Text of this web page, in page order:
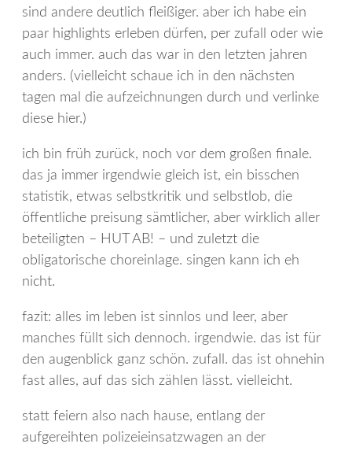
sind andere deutlich fleißiger. aber ich habe ein
paar highlights erleben dürfen, per zufall oder wie
auch immer. auch das war in den letzten jahren
anders. (vielleicht schaue ich in den nächsten
tagen mal die aufzeichnungen durch und verlinke
diese hier.)
ich bin früh zurück, noch vor dem großen finale.
das ja immer irgendwie gleich ist, ein bisschen
statistik, etwas selbstkritik und selbstlob, die
öffentliche preisung sämtlicher, aber wirklich aller
beteiligten – HUT AB! – und zuletzt die
obligatorische choreinlage. singen kann ich eh
nicht.
fazit: alles im leben ist sinnlos und leer, aber
manches füllt sich dennoch. irgendwie. das ist für
den augenblick ganz schön. zufall. das ist ohnehin
fast alles, auf das sich zählen lässt. vielleicht.
statt feiern also nach hause, entlang der
aufgereihten polizeieinsatzwagen an der